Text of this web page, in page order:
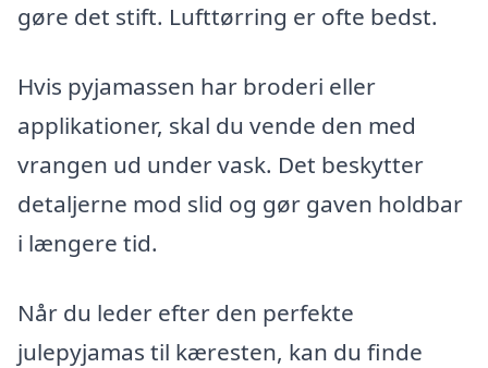
gøre det stift. Lufttørring er ofte bedst.
Hvis pyjamassen har broderi eller
applikationer, skal du vende den med
vrangen ud under vask. Det beskytter
detaljerne mod slid og gør gaven holdbar
i længere tid.
Når du leder efter den perfekte
julepyjamas til kæresten, kan du finde